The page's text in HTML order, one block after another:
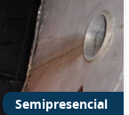
Semipresencial